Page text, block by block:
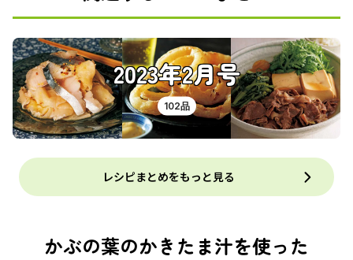
2023年2月号
102品
レシピまとめをもっと見る
かぶの葉のかきたま汁を使った